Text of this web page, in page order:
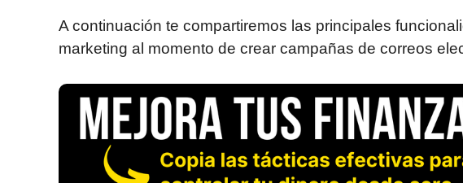
A continuación te compartiremos las principales
marketing al momento de crear campañas de correos